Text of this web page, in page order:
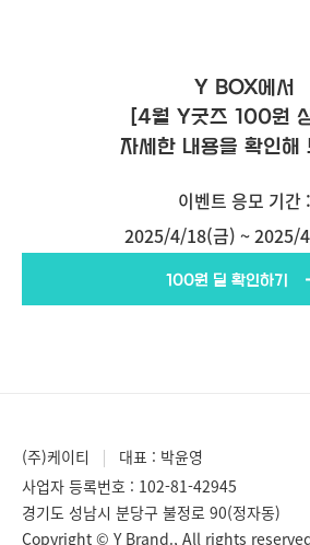
Y BOX에서
[4월 Y굿즈 100원
자세한 내용을 확인해
이벤트 응모 기간 :
2025/4/18(금) ~ 2025/
100원 딜 확인하기
(주)케이티
대표 : 박윤영
사업자 등록번호 : 102-81-42945
경기도 성남시 분당구 불정로 90(정자동)
Copyright © Y Brand., All rights